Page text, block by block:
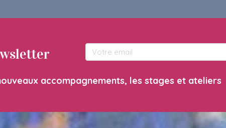
Votre email
accompagnements, les stages et ateliers